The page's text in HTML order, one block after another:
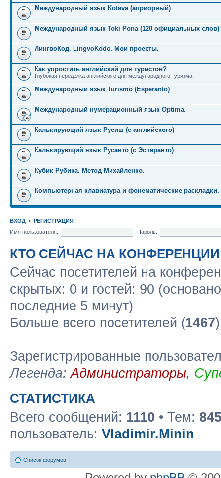
Международный язык Kotava (априорный)
Международный язык Toki Pona (120 официальных слов)
ЛингвоКод. LingvoKodo. Мои проекты.
Как упростить английский для туристов?
Глубокая переделка английского для международного туризма.
Международный язык Turismo (Esperanto)
Международный нумерационный язык Optima.
Калькирующий язык Русиш (с английского)
Калькирующий язык Русанто (с Эсперанто)
Кубик Рубика. Метод Михайленко.
Компьютерная клавиатура и фонематические раскладки.
ВХОД • РЕГИСТРАЦИЯ
Имя пользователя:
Пароль:
КТО СЕЙЧАС НА КОНФЕРЕНЦИИ
Сейчас посетителей на
скрытых: 0 и гостей: 90
последние 5 минут)
Больше всего посетителей (1467
Зарегистрированные
Легенда:Администраторы,
СТАТИСТИКА
Всего сообщений: 1110 • Тем: 845
пользователь: Vladimir.Minin
Список форумов